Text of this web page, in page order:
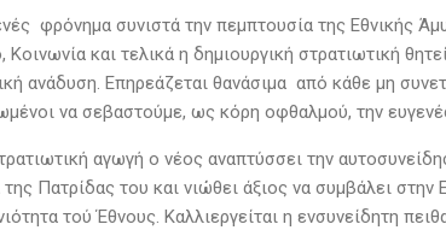
φρόνημα συνιστά την πεμπτουσία της Εθνικής
Κοινωνία και τελικά η δημιουργική στρατιωτική
ανάδυση. Επηρεάζεται θανάσιμα από κάθε μη
να σεβαστούμε, ως κόρη οφθαλμού, την
αγωγή ο νέος αναπτύσσει την
της Πατρίδας του και νιώθει άξιος να συμβάλει
τού Έθνους. Καλλιεργείται η ενσυνείδητη